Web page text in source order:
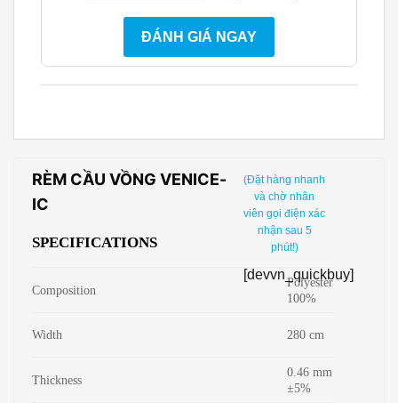
ĐÁNH GIÁ NGAY
RÈM CẦU VỒNG VENICE-
IC
SPECIFICATIONS
Composition
Polyester
100%
Width 280 cm
Thickness
0.46 mm
±5%
(Đặt hàng nhanh
và chờ nhân
viên gọi điện xác
nhận sau 5
phút!)
[devvn_quickbuy]